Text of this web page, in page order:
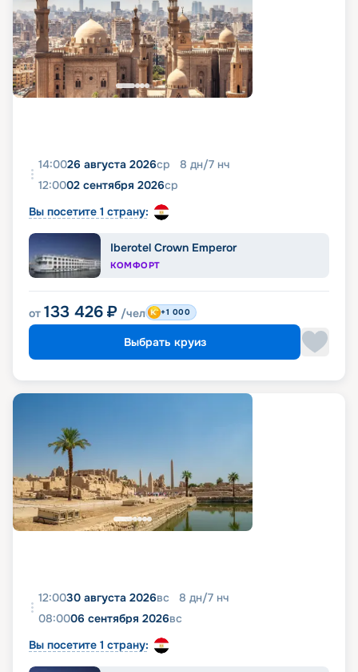
14:0026 августа 2026ср 8 дн/7 нч
12:0002 сентября 2026ср
Вы посетите 1 страну:
Iberotel Crown Emperor
КОМФОРТ
от 133 426 ₽ /чел +1 000
Выбрать круиз
12:0030 августа 2026вс 8 дн/7 нч
08:0006 сентября 2026вс
Вы посетите 1 страну: